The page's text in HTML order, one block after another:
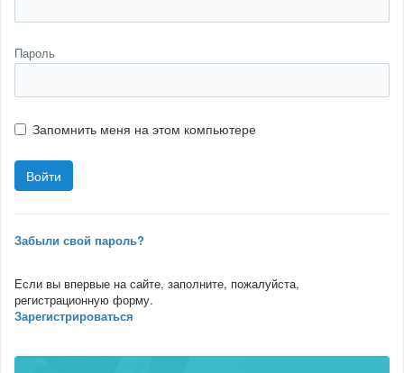
Пароль
Запомнить меня на этом компьютере
Забыли свой пароль?
Если вы впервые на сайте, заполните, пожалуйста,
регистрационную форму.
Зарегистрироваться